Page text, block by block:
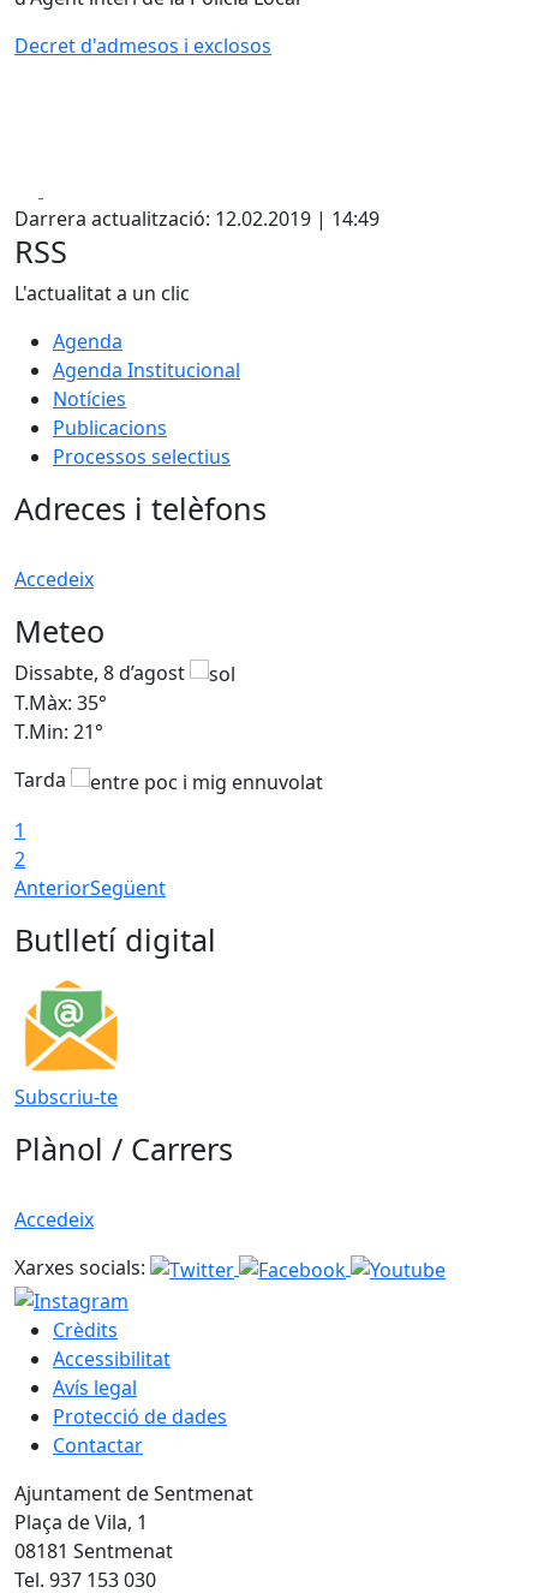
Decret d'admesos i exclosos
Darrera actualització: 12.02.2019 | 14:49
RSS
L'actualitat a un clic
Agenda
Agenda Institucional
Notícies
Publicacions
Processos selectius
Adreces i telèfons
Accedeix
Meteo
Dissabte, 8 d’agost
T.Màx: 35°
T.Min: 21°
Tarda
1
2
AnteriorSegüent
Butlletí digital
Subscriu-te
Plànol / Carrers
Accedeix
Xarxes socials:
Crèdits
Accessibilitat
Avís legal
Protecció de dades
Contactar
Ajuntament de Sentmenat
Plaça de Vila, 1
08181 Sentmenat
Tel. 937 153 030